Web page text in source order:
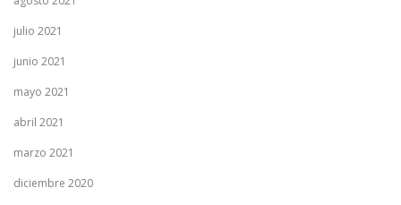
julio 2021
junio 2021
mayo 2021
abril 2021
marzo 2021
diciembre 2020